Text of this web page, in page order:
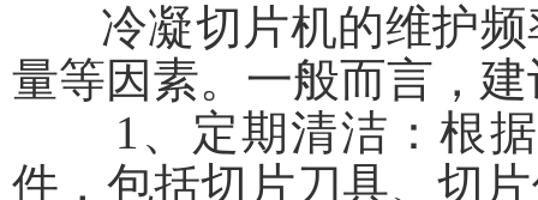
冷凝切片机的维护频
量等因素。一般而言，
1、定期清洁：根据
件，包括切片刀具、切